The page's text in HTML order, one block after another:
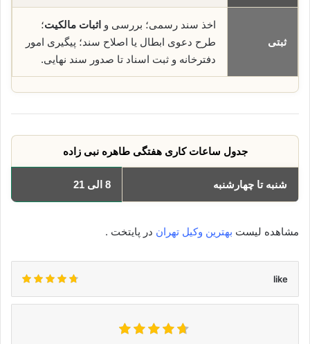
ثبتی
اخذ سند رسمی؛ بررسی و اثبات مالکیت؛
طرح دعوی ابطال یا اصلاح سند؛ پیگیری امور
دفترخانه و ثبت اسناد تا صدور سند نهایی.
جدول ساعات کاری هفتگی طاهره نبی زاده
شنبه تا چهارشنبه 8 الی 21
مشاهده لیست بهترین وکیل تهران در پایتخت .
like